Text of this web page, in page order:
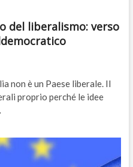
del liberalismo: verso
non è un Paese liberale. Il
proprio perché le idee